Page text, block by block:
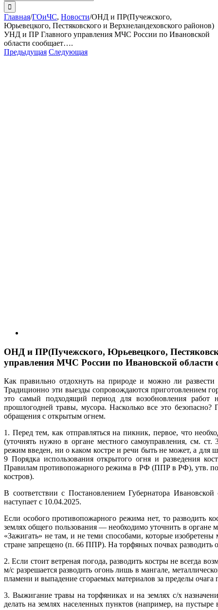
поиска:
Главная/ГОиЧС, Новости/ОНД и ПР(Пучежского,
Юрьевецкого, Пестяковского и Верхнеландеховского районов)
УНД и ПР Главного управления МЧС России по Ивановской
области сообщает….
Предыдущая Следующая
ОНД и ПР(Пучежского, Юрьевецкого,
управления МЧС России по Ивановской области
Как правильно отдохнуть на природе и можно ли
Традиционно эти выезды сопровождаются приготовлением
это самый подходящий период для возобновления работ
прошлогодней травы, мусора. Насколько все это
обращения с открытым огнем.
1. Перед тем, как отправляться на пикник, первое, что
(уточнять нужно в органе местного самоуправления, см.
режим введен, ни о каком костре и речи быть не может, а для
9 Порядка использования открытого огня и разведения
Правилам противопожарного режима в РФ (ППР в РФ), утв.
костров).
В соответствии с Постановлением Губернатора
наступает с 10.04.2025.
Если особого противопожарного режима нет, то разводить
землях общего пользования — необходимо уточнить в органе
«Зажигать» не там, и не теми способами, которые
стране запрещено (п. 66 ППР). На торфяных почвах разводить
2. Если стоит ветреная погода, разводить костры не всегда
м/с разрешается разводить огонь лишь в мангале,
пламени и выпадение сгораемых материалов за пределы очага
3. Выжигание травы на торфяниках и на землях с/х
делать на землях населенных пунктов (например, на